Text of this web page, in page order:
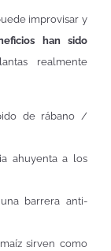
improvisar y
han sido
realmente
de rábano /
ahuyenta a los
barrera anti-
sirven como